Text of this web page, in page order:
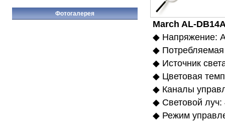
March AL-
◆ Напряжение:
◆
◆ Источник
◆ Цветовая
◆ Каналы
◆ Световой луч:
◆ Режим
Фотогалерея